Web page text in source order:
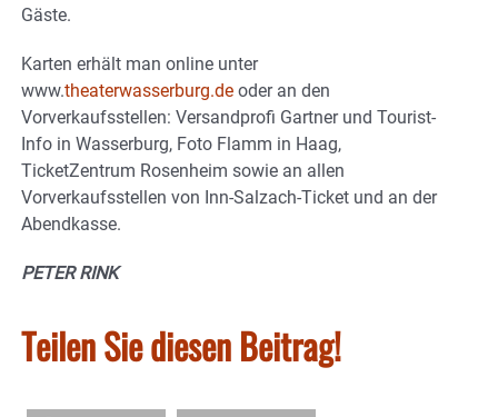
Gäste.
Karten erhält man online unter
www.theaterwasserburg.de oder an den
Vorverkaufsstellen: Versandprofi Gartner und Tourist-
Info in Wasserburg, Foto Flamm in Haag,
TicketZentrum Rosenheim sowie an allen
Vorverkaufsstellen von Inn-Salzach-Ticket und an der
Abendkasse.
PETER RINK
Teilen Sie diesen Beitrag!